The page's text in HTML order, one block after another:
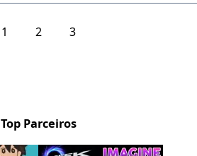
1 2 3
Top Parceiros